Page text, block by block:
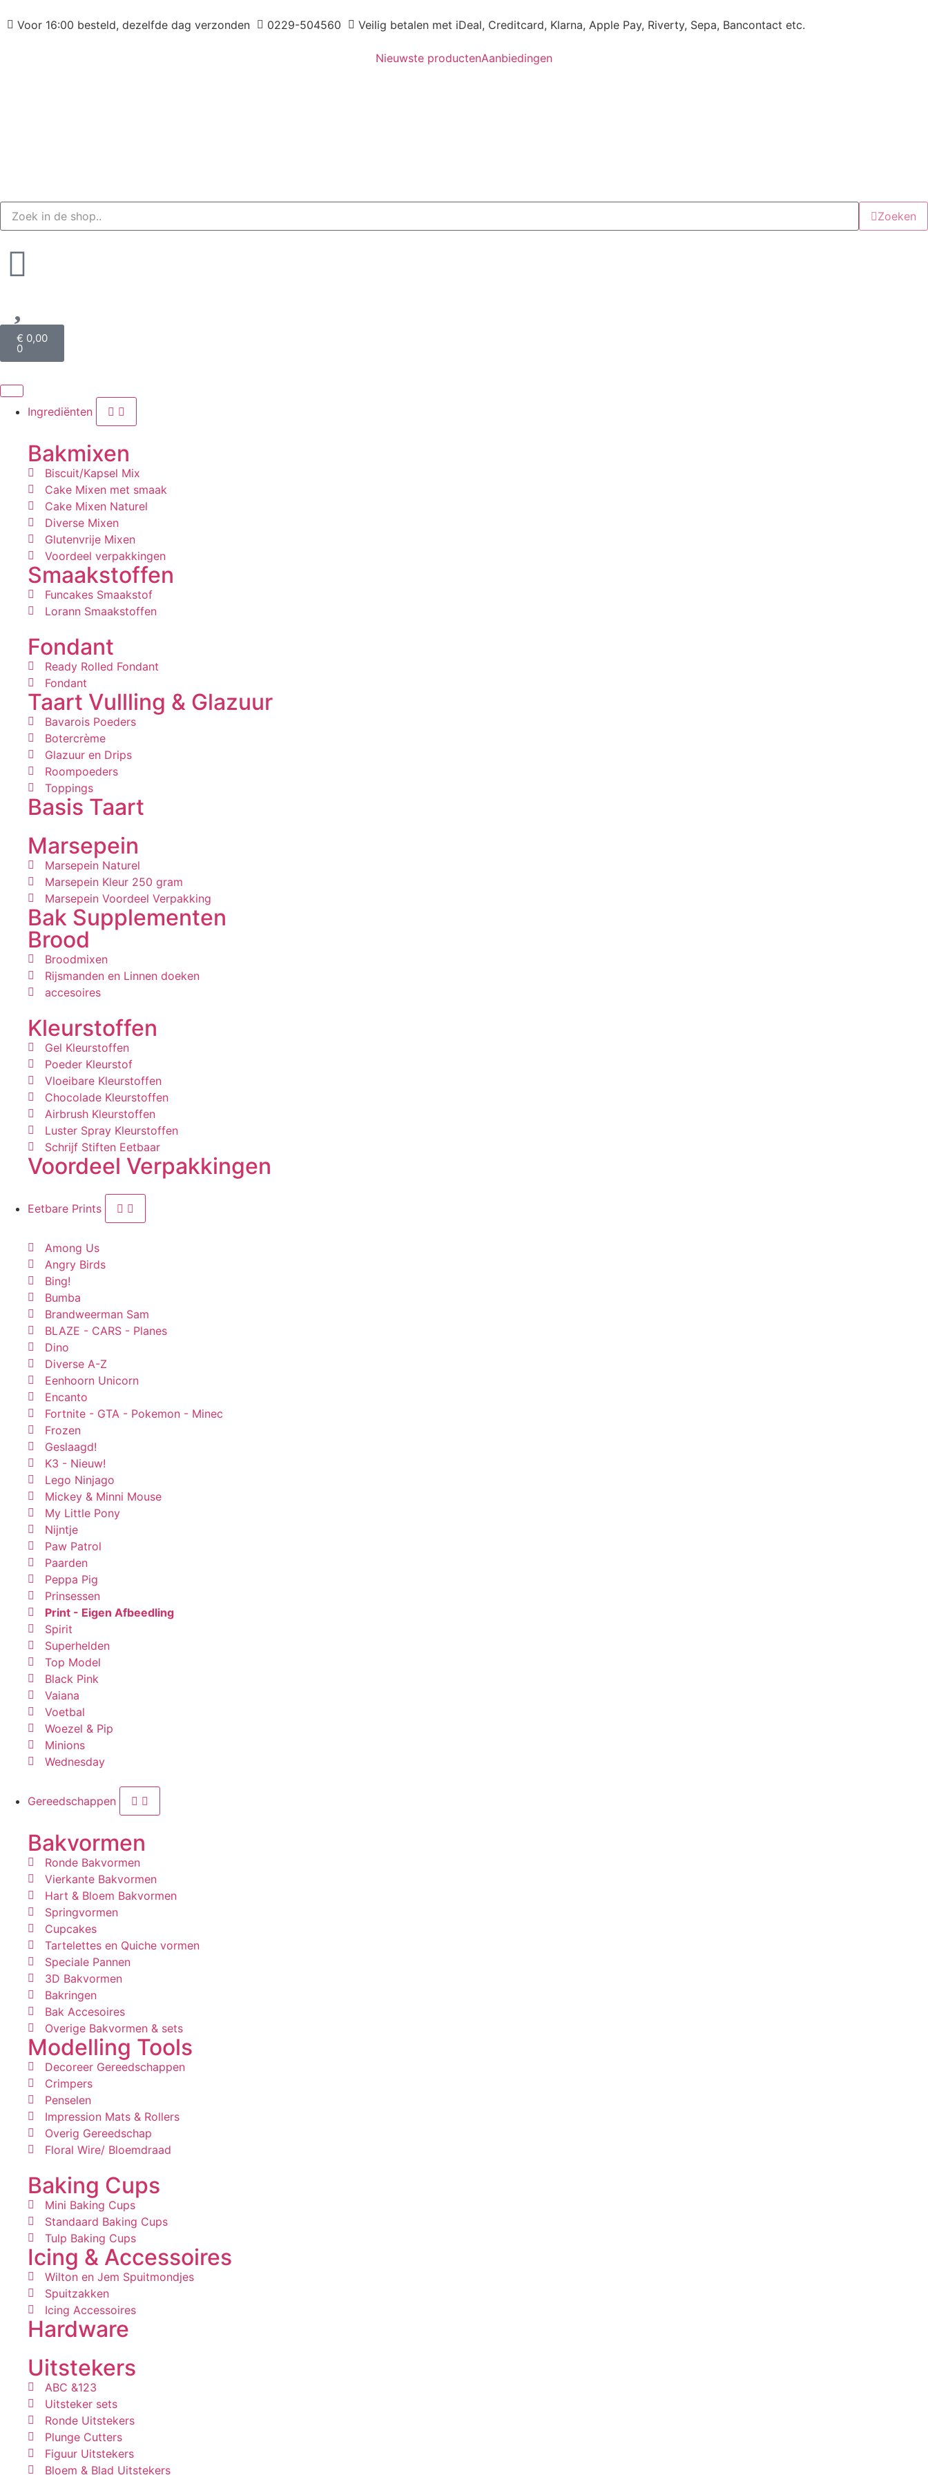
Voor 16:00 besteld, dezelfde dag verzonden 0229-504560 Veilig betalen met iDeal, Creditcard, Klarna, Apple Pay, Riverty, Sepa, Bancontact etc.
Nieuwste productenAanbiedingen
Zoeken
€ 0,00
0
Ingrediënten
Bakmixen
Biscuit/Kapsel Mix
Cake Mixen met smaak
Cake Mixen Naturel
Diverse Mixen
Glutenvrije Mixen
Voordeel verpakkingen
Smaakstoffen
Funcakes Smaakstof
Lorann Smaakstoffen
Fondant
Ready Rolled Fondant
Fondant
Taart Vullling & Glazuur
Bavarois Poeders
Botercrème
Glazuur en Drips
Roompoeders
Toppings
Basis Taart
Marsepein
Marsepein Naturel
Marsepein Kleur 250 gram
Marsepein Voordeel Verpakking
Bak Supplementen
Brood
Broodmixen
Rijsmanden en Linnen doeken
accesoires
Kleurstoffen
Gel Kleurstoffen
Poeder Kleurstof
Vloeibare Kleurstoffen
Chocolade Kleurstoffen
Airbrush Kleurstoffen
Luster Spray Kleurstoffen
Schrijf Stiften Eetbaar
Voordeel Verpakkingen
Eetbare Prints
Among Us
Angry Birds
Bing!
Bumba
Brandweerman Sam
BLAZE - CARS - Planes
Dino
Diverse A-Z
Eenhoorn Unicorn
Encanto
Fortnite - GTA - Pokemon - Minec
Frozen
Geslaagd!
K3 - Nieuw!
Lego Ninjago
Mickey & Minni Mouse
My Little Pony
Nijntje
Paw Patrol
Paarden
Peppa Pig
Prinsessen
Print - Eigen Afbeedling
Spirit
Superhelden
Top Model
Black Pink
Vaiana
Voetbal
Woezel & Pip
Minions
Wednesday
Gereedschappen
Bakvormen
Ronde Bakvormen
Vierkante Bakvormen
Hart & Bloem Bakvormen
Springvormen
Cupcakes
Tartelettes en Quiche vormen
Speciale Pannen
3D Bakvormen
Bakringen
Bak Accesoires
Overige Bakvormen & sets
Modelling Tools
Decoreer Gereedschappen
Crimpers
Penselen
Impression Mats & Rollers
Overig Gereedschap
Floral Wire/ Bloemdraad
Baking Cups
Mini Baking Cups
Standaard Baking Cups
Tulp Baking Cups
Icing & Accessoires
Wilton en Jem Spuitmondjes
Spuitzakken
Icing Accessoires
Hardware
Uitstekers
ABC &123
Uitsteker sets
Ronde Uitstekers
Plunge Cutters
Figuur Uitstekers
Bloem & Blad Uitstekers